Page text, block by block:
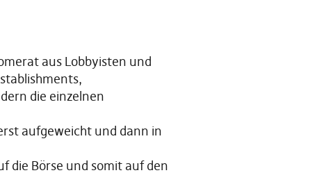
aus Lobbyisten und
die einzelnen
aufgeweicht und dann in
die Börse und somit auf den